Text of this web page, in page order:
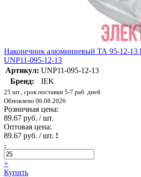
Наконечник алюминиевый ТА 95-12-
UNP11-095-12-13
Артикул: UNP11-095-12-13
Бренд:
IEK
25 шт., срок поставки 5-7 раб. дней
Обновлено 06.08.2026
Розничная цена:
89.67 руб. / шт.
Оптовая цена:
89.67 руб. / шт. !
-
+
Купить